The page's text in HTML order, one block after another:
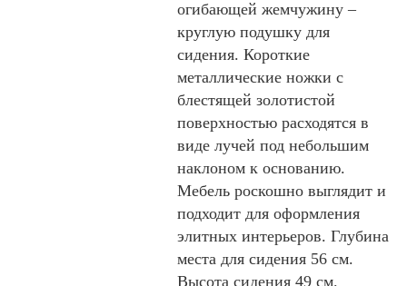
огибающей жемчужину –
круглую подушку для
сидения. Короткие
металлические ножки с
блестящей золотистой
поверхностью расходятся в
виде лучей под небольшим
наклоном к основанию.
Мебель роскошно выглядит и
подходит для оформления
элитных интерьеров. Глубина
места для сидения 56 см.
Высота сидения 49 см.